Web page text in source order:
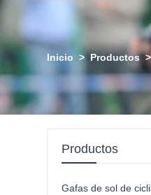
Inicio > Productos >
Productos
Gafas de sol de